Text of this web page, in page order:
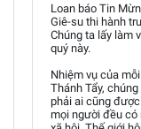
Loan báo Tin
Giê-su thi hành
Chúng ta lấy làm
quý này.
Nhiệm vụ của
Thánh Tẩy,
phải ai cũng
mọi người đều có